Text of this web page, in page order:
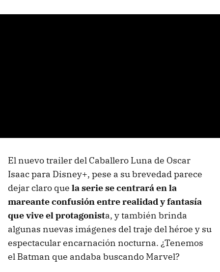
El nuevo trailer del Caballero Luna de Oscar
Isaac para Disney+, pese a su brevedad parece
dejar claro que la serie se centrará en la
mareante confusión entre realidad y fantasía
que vive el protagonista, y también brinda
algunas nuevas imágenes del traje del héroe y su
espectacular encarnación nocturna. ¿Tenemos
el Batman que andaba buscando Marvel?